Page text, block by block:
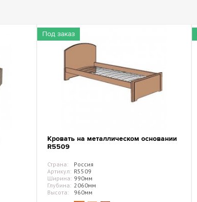
Под заказ
Кровать на металлическом основании
R5509
Страна:
Россия
Артикул: R5509
Ширина: 990мм
Глубина: 2060мм
Высота:
960мм